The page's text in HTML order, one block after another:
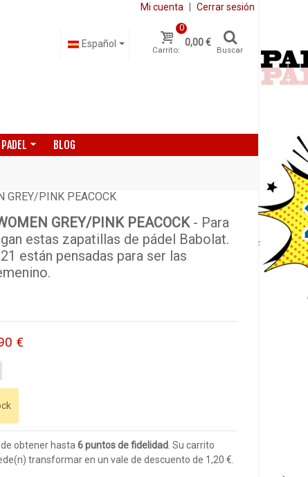
Mi cuenta Cerrar sesión
Carrito:
0
0,00 €
Buscar
Español
BLOG
GREY/PINK PEACOCK
GREY/PINK PEACOCK- Para
estas zapatillas de pádel Babolat.
están pensadas para ser las
€
obtener hasta 6puntos de fidelidad. Su carrito
transformar en un vale de descuento de 1,20 €